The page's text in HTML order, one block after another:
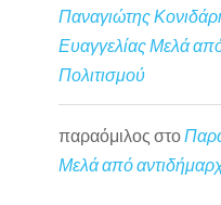
Παναγιώτης
Ευαγγελίας Μελά
Πολιτισμού
παραόμιλος στο
Μελά από